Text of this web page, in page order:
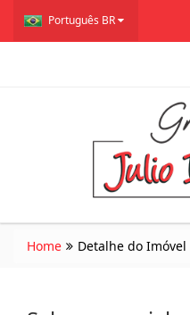
Português BR
Home Detalhe do Imóvel